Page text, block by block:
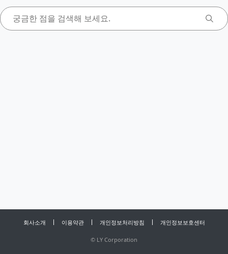
회사소개 이용약관 개인정보처리방침 개인정보보호센터
© LY Corporation